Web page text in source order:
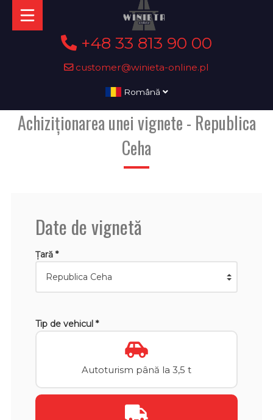
+48 33 813 90 00
customer@winieta-online.pl
Română
Achiziționarea unei vignete - Republica
Ceha
Date de vignetă
Țară *
Tip de vehicul *
Autoturism până la 3,5 t